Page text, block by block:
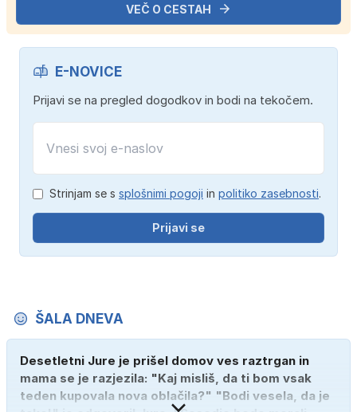
VEČ O CESTAH
E-NOVICE
Prijavi se na pregled dogodkov in bodi na tekočem.
Strinjam se s splošnimi pogoji in politiko zasebnosti.
Prijavi se
ŠALA DNEVA
Desetletni Jure je prišel domov ves raztrgan in
mama se je razjezila: "Kaj misliš, da ti bom vsak
teden kupovala nova oblačila?" "Bodi vesela, da je